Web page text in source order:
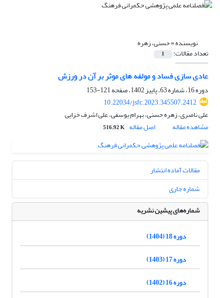
نویسنده =حسنی، زهره
تعداد مقالات: 1
عادی سازی فساد و مولفه های موثر بر آن در ورزش
دوره 16، شماره 63، پاییز 1402، صفحه
121-153
10.22034/jsfc.2023.345507.2412
علی ناصری، زهره حسنی، بهرام یوسفی، علی اشرف خزایی
مشاهده مقاله
اصل مقاله 516.92 K
مقالات آماده انتشار
شماره جاری
شماره‌های پیشین نشریه
دوره 18 (1404)
دوره 17 (1403)
دوره 16 (1402)